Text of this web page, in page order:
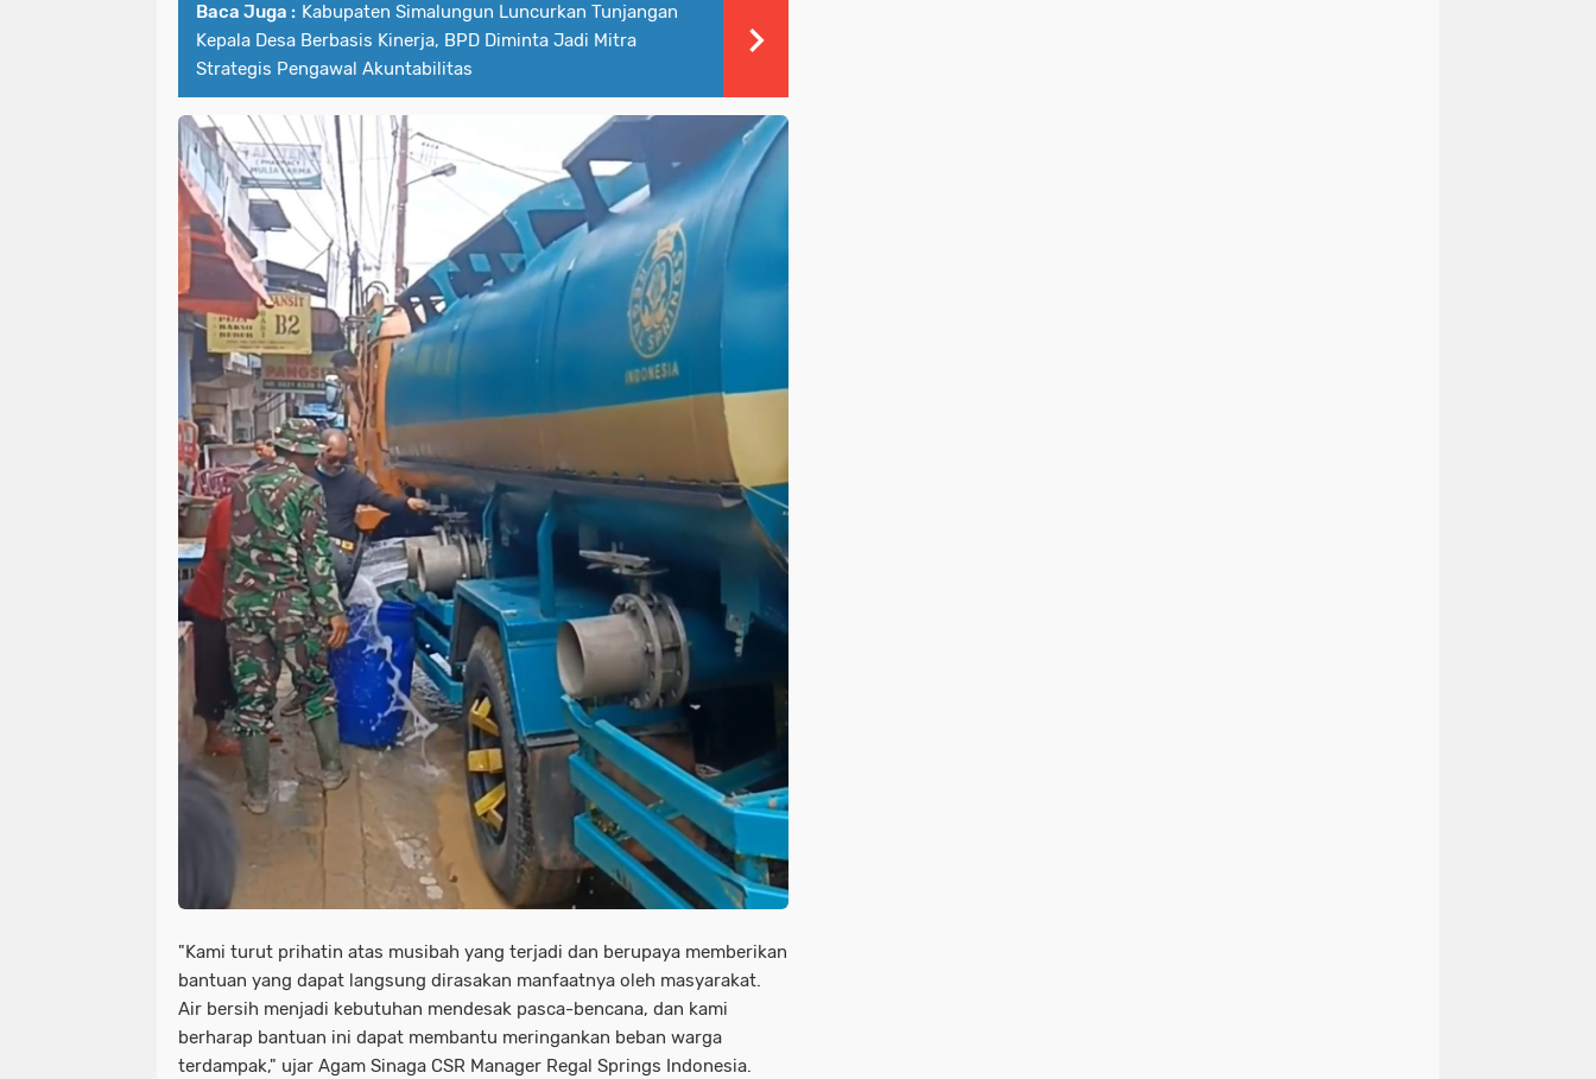
Baca Juga : Kabupaten Simalungun Luncurkan Tunjangan
Kepala Desa Berbasis Kinerja, BPD Diminta Jadi Mitra
Strategis Pengawal Akuntabilitas
"Kami turut prihatin atas musibah yang terjadi dan berupaya memberikan
bantuan yang dapat langsung dirasakan manfaatnya oleh masyarakat.
Air bersih menjadi kebutuhan mendesak pasca-bencana, dan kami
berharap bantuan ini dapat membantu meringankan beban warga
terdampak," ujar Agam Sinaga CSR Manager Regal Springs Indonesia.